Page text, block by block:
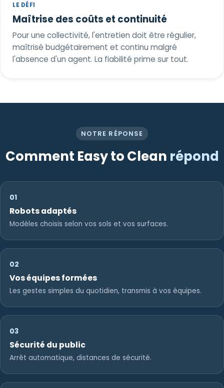
LE DÉFI
Maîtrise des coûts et continuité
Pour une collectivité, l'entretien doit être régulier,
maîtrisé budgétairement et continu malgré
l'absence d'un agent. La fiabilité prime sur tout.
NOTRE RÉPONSE
Comment Easy to Clean répond
01
Robots adaptés
Modèles choisis selon vos sols et vos surfaces.
02
Vos équipes formées
Les gestes simples du quotidien, transmis à vos équipes.
03
Sécurité du public
Arrêt automatique, distances de sécurité.